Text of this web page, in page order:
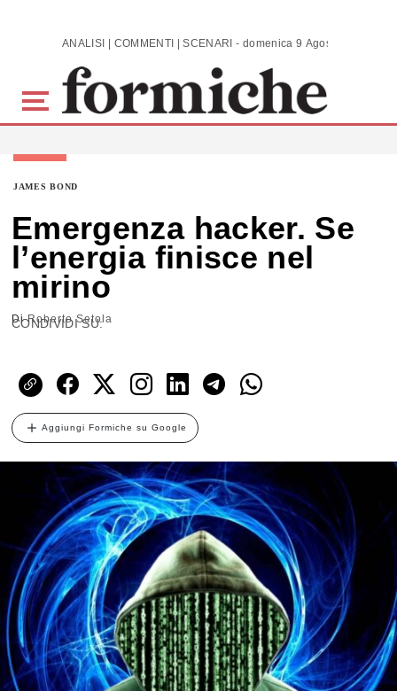
Skip to main content ANALISI | COMMENTI | SCENARI - domenica 9 Agosto 2026
JAMES BOND
Emergenza hacker. Se
l’energia finisce nel
mirino
DiRoberto Setola
CONDIVIDI SU:
Aggiungi Formiche su Google